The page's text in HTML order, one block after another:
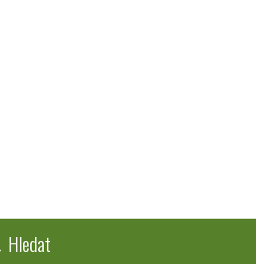
Hledat